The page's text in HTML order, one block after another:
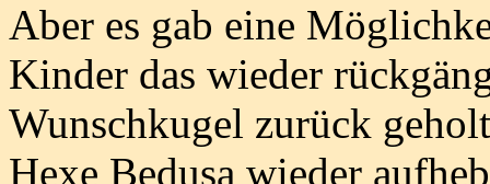
Aber es gab eine
Kinder das wieder
Wunschkugel zurück
Hexe Bedusa wieder